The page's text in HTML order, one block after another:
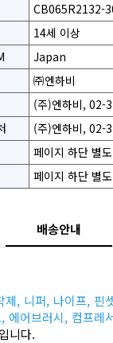
CB065R2132-
14세 이상
Japan
㈜엔하비
(주)엔하비, 02-
(주)엔하비, 02-
페이지 하단 별
페이지 하단 별
배송안내
제, 니퍼, 나이프, 핀
에어브러시, 컴프레
니다.